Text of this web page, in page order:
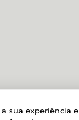
sua experiência e
byDeveloped by